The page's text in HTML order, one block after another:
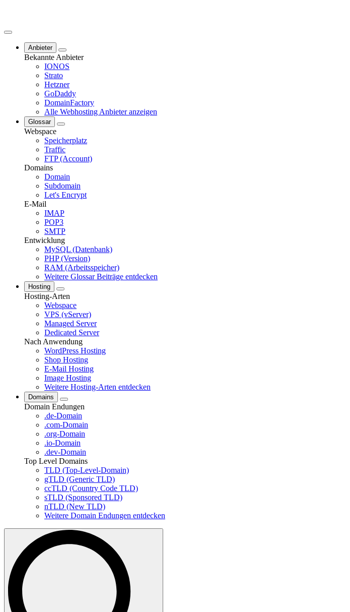
Anbieter
Bekannte Anbieter
IONOS
Strato
Hetzner
GoDaddy
DomainFactory
Alle Webhosting Anbieter anzeigen
Glossar
Webspace
Speicherplatz
Traffic
FTP (Account)
Domains
Domain
Subdomain
Let's Encrypt
E-Mail
IMAP
POP3
SMTP
Entwicklung
MySQL (Datenbank)
PHP (Version)
RAM (Arbeitsspeicher)
Weitere Glossar Beiträge entdecken
Hosting
Hosting-Arten
Webspace
VPS (vServer)
Managed Server
Dedicated Server
Nach Anwendung
WordPress Hosting
Shop Hosting
E-Mail Hosting
Image Hosting
Weitere Hosting-Arten entdecken
Domains
Domain Endungen
.de-Domain
.com-Domain
.org-Domain
.io-Domain
.dev-Domain
Top Level Domains
TLD (Top-Level-Domain)
gTLD (Generic TLD)
ccTLD (Country Code TLD)
sTLD (Sponsored TLD)
nTLD (New TLD)
Weitere Domain Endungen entdecken